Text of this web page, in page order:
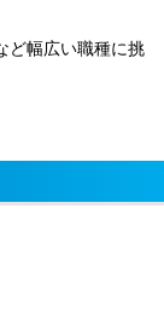
ど幅広い職種に挑